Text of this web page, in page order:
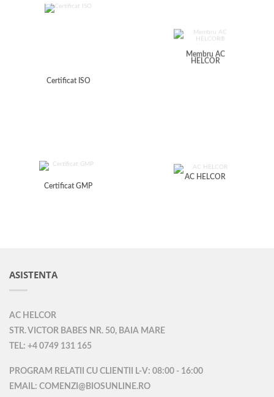
Certificat ISO
Membru AC
HELCOR
Certificat GMP
AC HELCOR
ASISTENTA
AC HELCOR
STR. VICTOR BABES NR. 50, BAIA MARE
TEL: +4 0749 131 165
PROGRAM RELATII CU CLIENTII L-V: 08:00 - 16:00
EMAIL: COMENZI@BIOSUNLINE.RO